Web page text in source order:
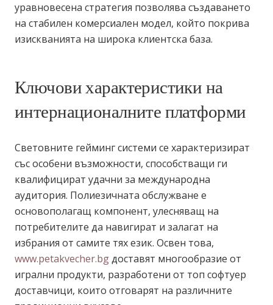
уравновесена стратегия позволява създаването
на стабилен комерсиален модел, който покрива
изискванията на широка клиентска база.
Ключови характеристики на
интернационалните платформи
Световните гейминг системи се характеризират
със особени възможности, способстващи ги
квалифицират удачни за международна
аудитория. Полиезичната обслужване е
основополагащ компонент, улесняващ на
потребителите да навигират и залагат на
избрания от самите тях език. Освен това,
www.petakvecher.bgдоставят многообразие от
игрални продукти, разработени от топ софтуер
доставчици, които отговарят на различните